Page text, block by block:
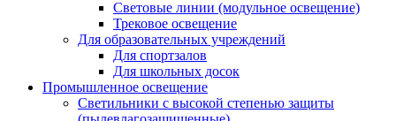
Световые линии (модульное освещение)
Трековое освещение
Для образовательных учреждений
Для спортзалов
Для школьных досок
Промышленное освещение
Светильники с высокой степенью защиты